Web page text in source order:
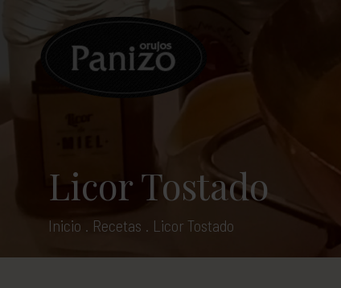
Licor Tostado
Inicio . Recetas . Licor Tostado